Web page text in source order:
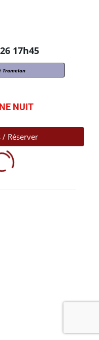
17h45
Tramelan
NUIT
Réserver